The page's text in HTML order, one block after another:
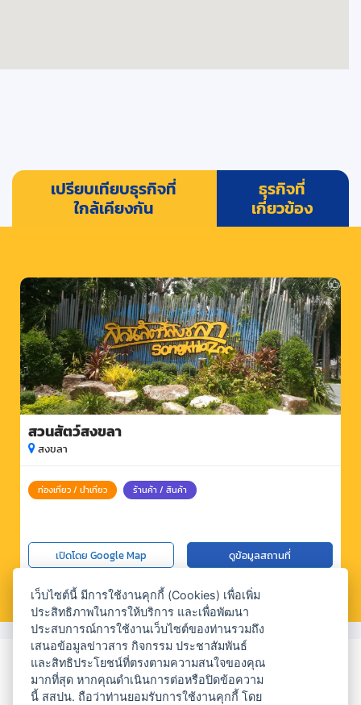
เปรียบเทียบธุรกิจที่
ใกล้เคียงกัน
ธุรกิจที่
เกี่ยวข้อง
สวนสัตว์สงขลา
สงขลา
ท่องเที่ยว / นำเที่ยว ร้านค้า / สินค้า
เปิดโดย Google Map ดูข้อมูลสถานที่
เว็บไซต์นี้ มีการใช้งานคุกกี้ (Cookies) เพื่อเพิ่ม
ประสิทธิภาพในการให้บริการ และเพื่อพัฒนา
ประสบการณ์การใช้งานเว็บไซต์ของท่านรวมถึง
เสนอข้อมูลข่าวสาร กิจกรรม ประชาสัมพันธ์
และสิทธิประโยชน์ที่ตรงตามความสนใจของคุณ
มากที่สุด หากคุณดำเนินการต่อหรือปิดข้อความ
นี้ สสปน. ถือว่าท่านยอมรับการใช้งานคุกกี้ โดย